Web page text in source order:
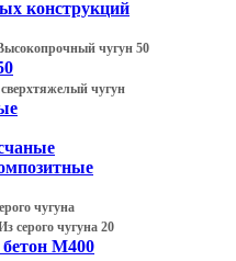
конструкций
чугун 50
чугун
чугуна
серого чугуна 20
М400